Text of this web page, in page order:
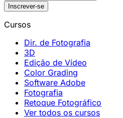
Inscrever-se
Cursos
Dir. de Fotografia
3D
Edição de Vídeo
Color Grading
Software Adobe
Fotografia
Retoque Fotográfico
Ver todos os cursos